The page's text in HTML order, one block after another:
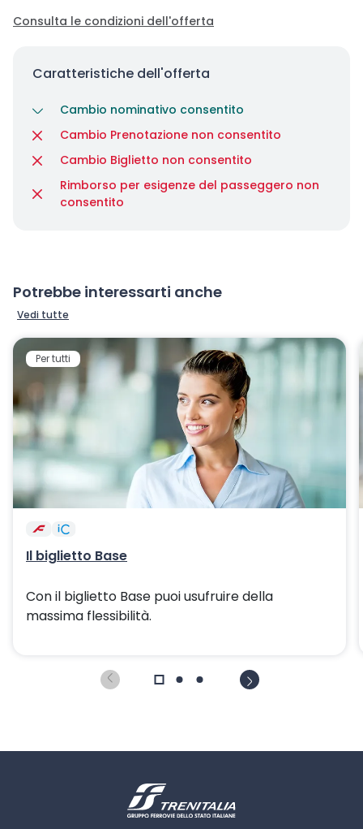
Consulta le condizioni dell'offerta
Caratteristiche dell'offerta
Cambio nominativo consentito
Cambio Prenotazione non consentito
Cambio Biglietto non consentito
Rimborso per esigenze del passeggero non
consentito
Potrebbe interessarti anche
Vedi tutte
Per tutti
Il biglietto Base
Con il biglietto Base puoi usufruire della
massima flessibilità.